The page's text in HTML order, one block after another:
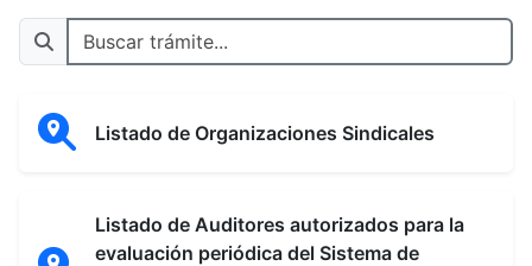
Listado de Organizaciones Sindicales
Listado de Auditores autorizados para la
evaluación periódica del Sistema de